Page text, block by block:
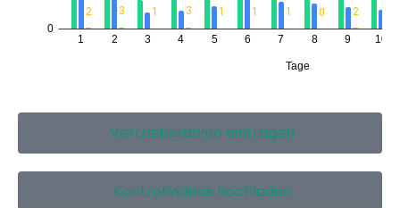
Vertriebszahlen eintragen
Kontrollvideos hochladen